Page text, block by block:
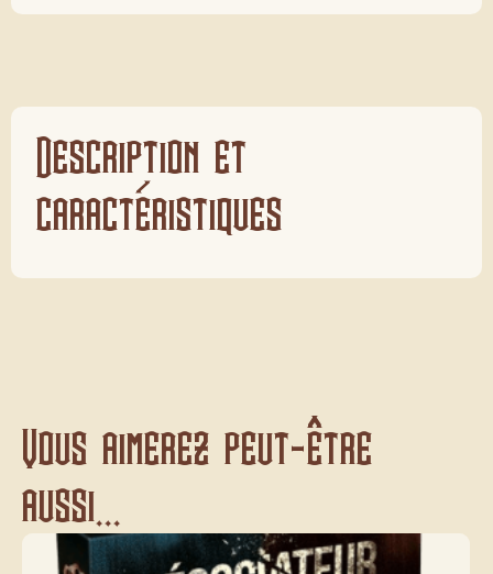
Description et
caractéristiques
Vous aimerez peut-être
aussi...